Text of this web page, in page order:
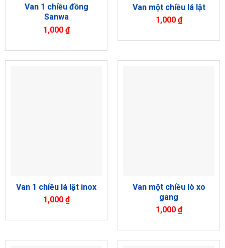
Van 1 chiều đồng
Sanwa
1,000 ₫
Van một chiều lá lật
1,000 ₫
Van 1 chiều lá lật inox
1,000 ₫
Van một chiều lò xo
gang
1,000 ₫